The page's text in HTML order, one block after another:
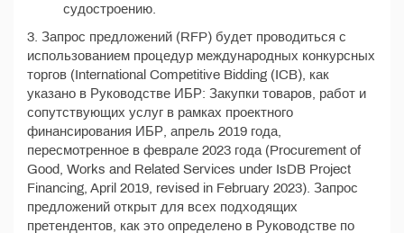
судостроению.
3. Запрос предложений (RFP) будет проводиться с
использованием процедур международных конкурсных
торгов (International Competitive Bidding (ICB), как
указано в Руководстве ИБР: Закупки товаров, работ и
сопутствующих услуг в рамках проектного
финансирования ИБР, апрель 2019 года,
пересмотренное в феврале 2023 года (Procurement of
Good, Works and Related Services under IsDB Project
Financing, April 2019, revised in February 2023). Запрос
предложений открыт для всех подходящих
претендентов, как это определено в Руководстве по